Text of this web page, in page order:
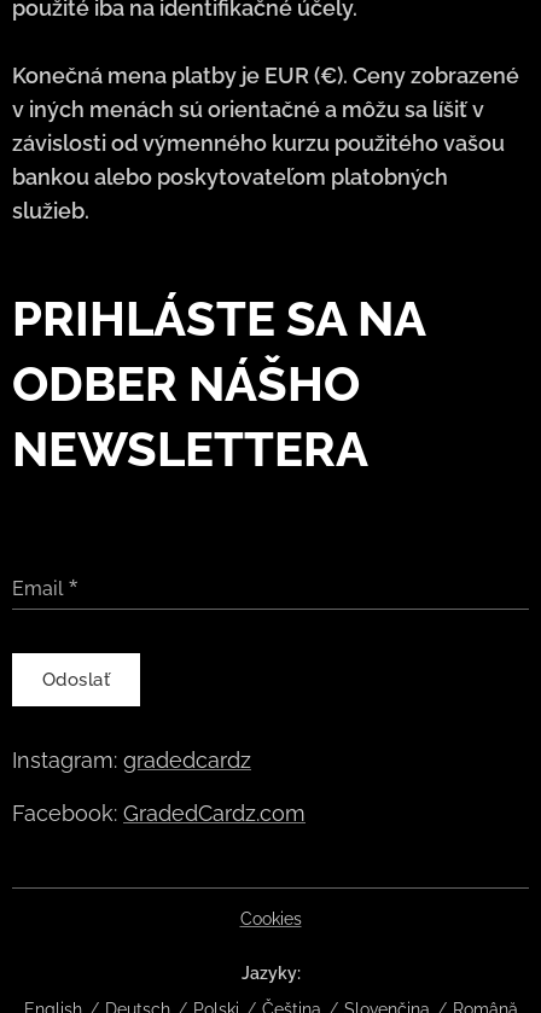
použité iba na identifikačné účely.
Konečná mena platby je EUR (€). Ceny zobrazené
v iných menách sú orientačné a môžu sa líšiť v
závislosti od výmenného kurzu použitého vašou
bankou alebo poskytovateľom platobných
služieb.
PRIHLÁSTE SA NA
ODBER NÁŠHO
NEWSLETTERA
Email
Odoslať
Instagram: gradedcardz
Facebook: GradedCardz.com
Cookies
Jazyky